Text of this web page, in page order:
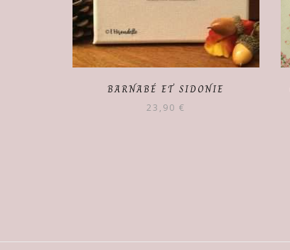
BARNABÉ ET SIDONIE
23,90 €